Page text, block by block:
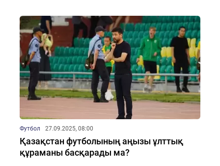
Футбол 27.09.2025, 08:00
Қазақстан футболының аңызы ұлттық
құраманы басқарады ма?